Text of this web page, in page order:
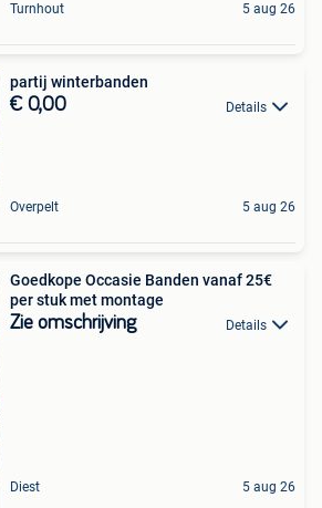
Turnhout 5 aug 26
partij winterbanden
€ 0,00 Details
Overpelt 5 aug 26
Goedkope Occasie Banden vanaf 25€
per stuk met montage
Zie omschrijving Details
Diest 5 aug 26